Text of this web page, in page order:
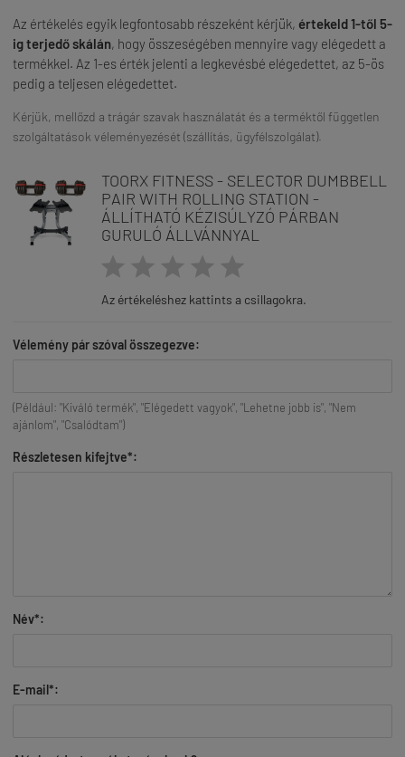
Az értékelés egyik legfontosabb részeként kérjük, értekeld 1-től 5-
ig terjedő skálán, hogy összeségében mennyire vagy elégedett a
termékkel. Az 1-es érték jelenti a legkevésbé elégedettet, az 5-ös
pedig a teljesen elégedettet.
Kérjük, mellőzd a trágár szavak használatát és a terméktől független
szolgáltatások véleményezését (szállítás, ügyfélszolgálat).
TOORX FITNESS - SELECTOR DUMBBELL
PAIR WITH ROLLING STATION -
ÁLLÍTHATÓ KÉZISÚLYZÓ PÁRBAN
GURULÓ ÁLLVÁNNYAL
    
Az értékeléshez kattints a csillagokra.
Vélemény pár szóval összegezve:
(Például: "Kiváló termék", "Elégedett vagyok", "Lehetne jobb is", "Nem
ajánlom", "Csalódtam")
Részletesen kifejtve*:
Név*:
E-mail*: